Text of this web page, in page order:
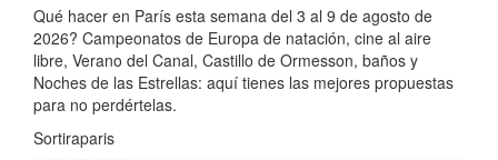
Qué hacer en París esta semana del 3 al 9 de agosto de
2026? Campeonatos de Europa de natación, cine al aire
libre, Verano del Canal, Castillo de Ormesson, baños y
Noches de las Estrellas: aquí tienes las mejores propuestas
para no perdértelas.
Sortiraparis